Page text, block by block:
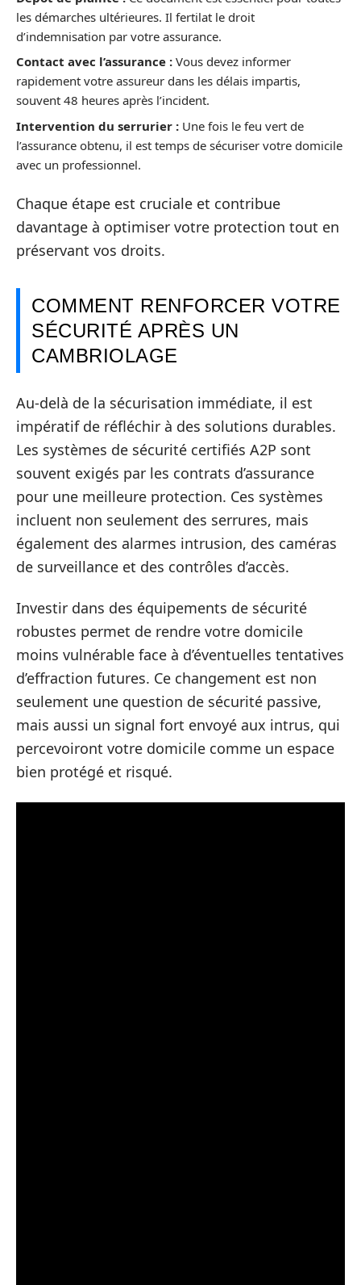
les démarches ultérieures. Il fertilat le droit
d’indemnisation par votre assurance.
Contact avec l’assurance : Vous devez informer
rapidement votre assureur dans les délais impartis,
souvent 48 heures après l’incident.
Intervention du serrurier : Une fois le feu vert de
l’assurance obtenu, il est temps de sécuriser votre domicile
avec un professionnel.
Chaque étape est cruciale et contribue
davantage à optimiser votre protection tout en
préservant vos droits.
COMMENT RENFORCER VOTRE
SÉCURITÉ APRÈS UN
CAMBRIOLAGE
Au-delà de la sécurisation immédiate, il est
impératif de réfléchir à des solutions durables.
Les systèmes de sécurité certifiés A2P sont
souvent exigés par les contrats d’assurance
pour une meilleure protection. Ces systèmes
incluent non seulement des serrures, mais
également des alarmes intrusion, des caméras
de surveillance et des contrôles d’accès.
Investir dans des équipements de sécurité
robustes permet de rendre votre domicile
moins vulnérable face à d’éventuelles tentatives
d’effraction futures. Ce changement est non
seulement une question de sécurité passive,
mais aussi un signal fort envoyé aux intrus, qui
percevoiront votre domicile comme un espace
bien protégé et risqué.